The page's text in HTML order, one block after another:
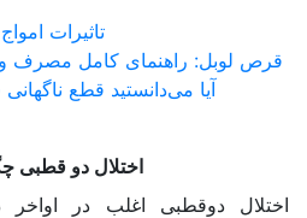
تاثیرات
قرص لوبل: راهنمای کامل مصرف
آیا می‌دانستید قطع
اختلال دو قطبی
اختلال دوقطبی اغلب در اواخر